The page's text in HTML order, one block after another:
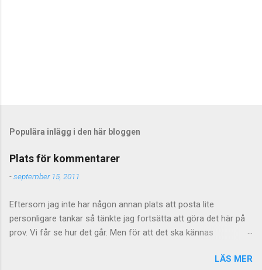
Populära inlägg i den här bloggen
Plats för kommentarer
-september 15, 2011
Eftersom jag inte har någon annan plats att posta lite
personligare tankar så tänkte jag fortsätta att göra det här på
prov. Vi får se hur det går. Men för att det ska kännas
ha något litet med saken att göra. Vilket föranleder mig attLÄS MER